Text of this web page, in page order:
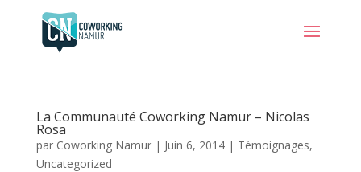
La Communauté Coworking Namur – Nicolas
Rosa
par Coworking Namur| Juin 6, 2014| Témoignages,
Uncategorized